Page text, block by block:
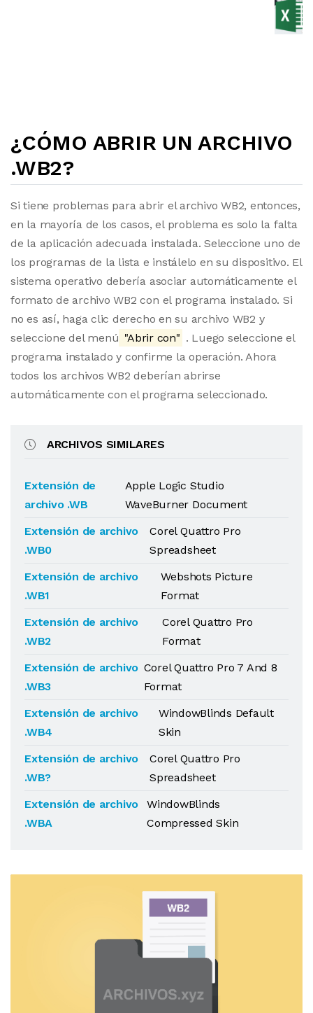
¿CÓMO ABRIR UN ARCHIVO
.WB2?
Si tiene problemas para abrir el archivo WB2, entonces,
en la mayoría de los casos, el problema es solo la falta
de la aplicación adecuada instalada. Seleccione uno de
los programas de la lista e instálelo en su dispositivo. El
sistema operativo debería asociar automáticamente el
formato de archivo WB2 con el programa instalado. Si
no es así, haga clic derecho en su archivo WB2 y
seleccione del menú "Abrir con" . Luego seleccione el
programa instalado y confirme la operación. Ahora
todos los archivos WB2 deberían abrirse
automáticamente con el programa seleccionado.
ARCHIVOS SIMILARES
Extensión de
archivo .WB
Apple Logic Studio
WaveBurner Document
Extensión de archivo
.WB0
Corel Quattro Pro
Spreadsheet
Extensión de archivo
.WB1
Webshots Picture
Format
Extensión de archivo
.WB2
Corel Quattro Pro
Format
Extensión de archivo
.WB3
Corel Quattro Pro 7 And 8
Format
Extensión de archivo
.WB4
WindowBlinds Default
Skin
Extensión de archivo
.WB?
Corel Quattro Pro
Spreadsheet
Extensión de archivo
.WBA
WindowBlinds
Compressed Skin